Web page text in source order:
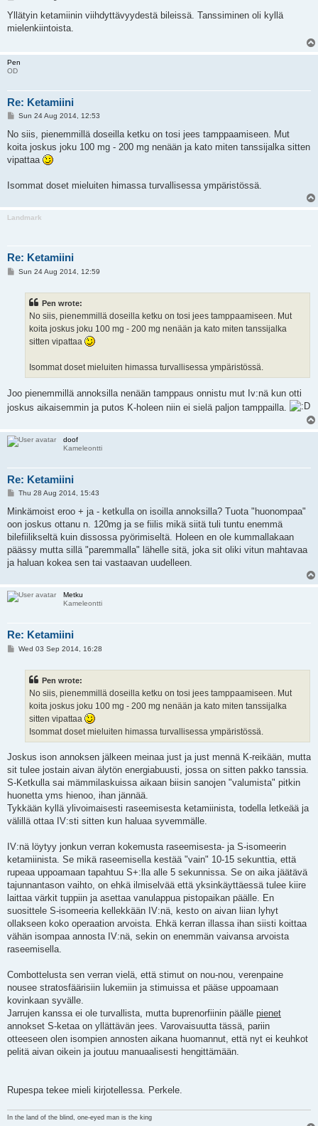
s
Yllätyin ketamiinin viihdyttävyydestä bileissä. Tanssiminen oli kyllä
mielenkiintoista.
Pen
OD
Re: Ketamiini
P
s
Sun 24 Aug 2014, 12:53
No siis, pienemmillä doseilla ketku on tosi jees tamppaamiseen. Mut
koita joskus joku 100 mg - 200 mg nenään ja kato miten tanssijalka sitten
vipattaa
Isommat doset mieluiten himassa turvallisessa ympäristössä.
Landmark
Re: Ketamiini
PSun 24 Aug 2014, 12:59
Pen wrote:
No siis, pienemmillä doseilla ketku on tosi jees tamppaamiseen. Mut
koita joskus joku 100 mg - 200 mg nenään ja kato miten tanssijalka
sitten vipattaa
Isommat doset mieluiten himassa turvallisessa ympäristössä.
Joo pienemmillä annoksilla nenään tamppaus onnistu mut Iv:nä kun otti
joskus aikaisemmin ja putos K-holeen niin ei sielä paljon tamppailla.
doof
Kameleontti
Re: Ketamiini
P
s
Thu 28 Aug 2014, 15:43
Minkämoist eroo + ja - ketkulla on isoilla annoksilla? Tuota "huonompaa"
oon joskus ottanu n. 120mg ja se fiilis mikä siitä tuli tuntu enemmä
bilefiilikseltä kuin dissossa pyörimiseltä. Holeen en ole kummallakaan
päässy mutta sillä "paremmalla" lähelle sitä, joka sit oliki vitun mahtavaa
ja haluan kokea sen tai vastaavan uudelleen.
Metku
Kameleontti
Re: Ketamiini
PWed 03 Sep 2014, 16:28
Pen wrote:
No siis, pienemmillä doseilla ketku on tosi jees tamppaamiseen. Mut
koita joskus joku 100 mg - 200 mg nenään ja kato miten tanssijalka
sitten vipattaa
Isommat doset mieluiten himassa turvallisessa ympäristössä.
Joskus ison annoksen jälkeen meinaa just ja just mennä K-reikään, mutta
sit tulee jostain aivan älytön energiabuusti, jossa on sitten pakko tanssia.
S-Ketkulla sai mämmilaskuissa aikaan biisin sanojen "valumista" pitkin
huonetta yms hienoo, ihan jännää.
Tykkään kyllä ylivoimaisesti raseemisesta ketamiinista, todella letkeää ja
välillä ottaa IV:sti sitten kun haluaa syvemmälle.
IV:nä löytyy jonkun verran kokemusta raseemisesta- ja S-isomeerin
ketamiinista. Se mikä raseemisella kestää "vain" 10-15 sekunttia, että
rupeaa uppoamaan tapahtuu S+:lla alle 5 sekunnissa. Se on aika jäätävä
tajunnantason vaihto, on ehkä ilmiselvää että yksinkäyttäessä tulee kiire
laittaa värkit tuppiin ja asettaa vanulappua pistopaikan päälle. En
suosittele S-isomeeria kellekkään IV:nä, kesto on aivan liian lyhyt
ollakseen koko operaation arvoista. Ehkä kerran illassa ihan siisti koittaa
vähän isompaa annosta IV:nä, sekin on enemmän vaivansa arvoista
raseemisella.
Combottelusta sen verran vielä, että stimut on nou-nou, verenpaine
nousee stratosfäärisiin lukemiin ja stimuissa et pääse uppoamaan
kovinkaan syvälle.
Jarrujen kanssa ei ole turvallista, mutta buprenorfiinin päälle pienet
annokset S-ketaa on yllättävän jees. Varovaisuutta tässä, pariin
otteeseen olen isompien annosten aikana huomannut, että nyt ei keuhkot
pelitä aivan oikein ja joutuu manuaalisesti hengittämään.
Rupespa tekee mieli kirjotellessa. Perkele.
In the land of the blind, one-eyed man is the king